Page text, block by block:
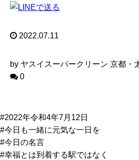
2022.07.11
by ヤスイスーパークリーン 京都・
0
#2022年令和4年7月12日
#今日も一緒に元気な一日を
#今日の名言
#幸福とは到着する駅ではなく